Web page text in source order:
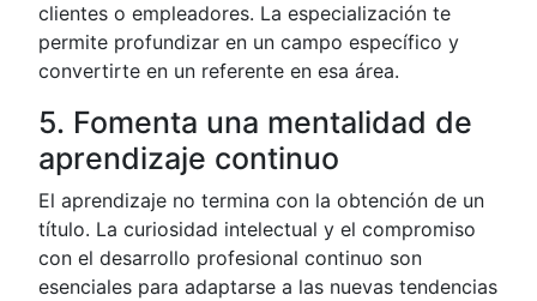
clientes o empleadores. La especialización te
permite profundizar en un campo específico y
convertirte en un referente en esa área.
5. Fomenta una mentalidad de
aprendizaje continuo
El aprendizaje no termina con la obtención de un
título. La curiosidad intelectual y el compromiso
con el desarrollo profesional continuo son
esenciales para adaptarse a las nuevas tendencias